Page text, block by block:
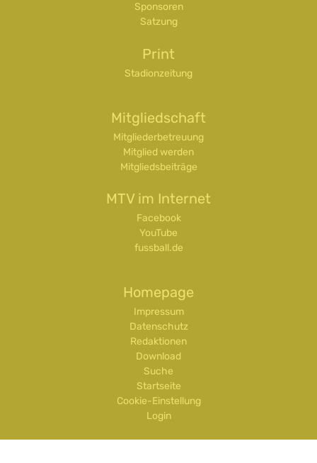
Sponsoren
Satzung
Print
Stadionzeitung
Mitgliedschaft
Mitgliederbetreuung
Mitglied werden
Mitgliedsbeiträge
MTV im Internet
Facebook
YouTube
fussball.de
Homepage
Impressum
Datenschutz
Redaktionen
Download
Suche
Startseite
Cookie-Einstellung
Login